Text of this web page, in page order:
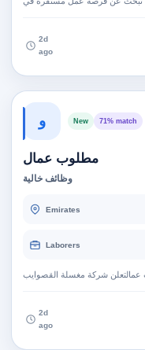
2d
ago
و New 71% match
مطلوب عمال
وظائف خالية
Emirates
Laborers
2d
ago